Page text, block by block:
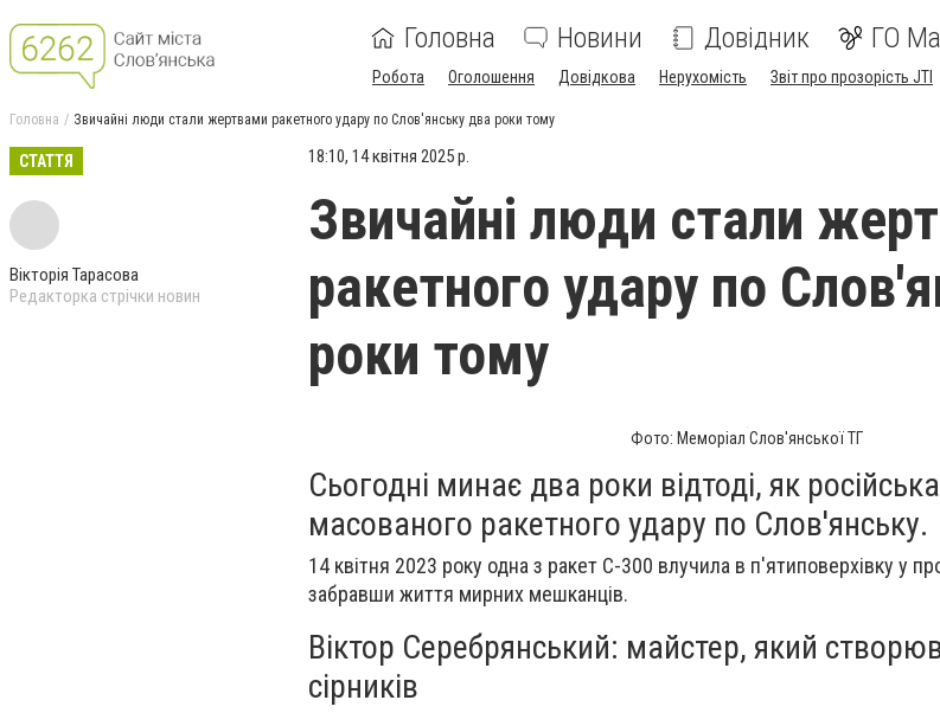
Головна Новини Довідник ГО
Робота Оголошення Довідкова Нерухомість Звіт про прозорість JTI
Головна Звичайні люди стали жертвами ракетного удару по Слов'янську два роки тому
СТАТТЯ
Вікторія Тарасова
Редакторка стрічки новин
18:10, 14 квітня 2025 р.
Звичайні люди стали
ракетного удару по
роки тому
Фото: Меморіал Слов'янської ТГ
Сьогодні минає два роки відтоді, як
масованого ракетного удару по Слов'янську.
14 квітня 2023 року одна з ракет С-300 влучила в п'ятиповерхівку у
забравши життя мирних мешканців.
Віктор Серебрянський: майстер, який
сірників